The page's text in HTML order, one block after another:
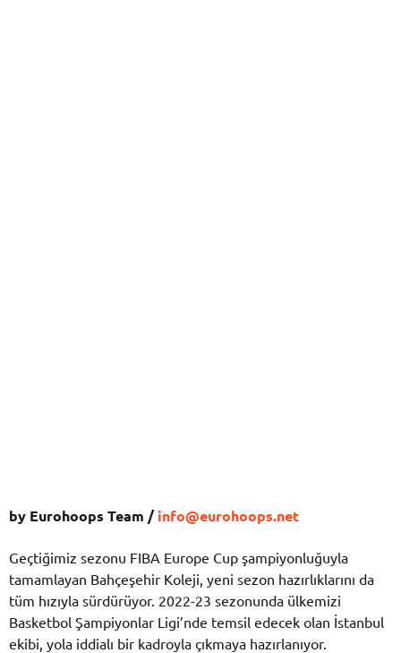
by Eurohoops Team /info@eurohoops.net
Geçtiğimiz sezonu FIBA Europe Cup şampiyonluğuyla
tamamlayan Bahçeşehir Koleji, yeni sezon hazırlıklarını da
tüm hızıyla sürdürüyor. 2022-23 sezonunda ülkemizi
Basketbol Şampiyonlar Ligi’nde temsil edecek olan İstanbul
ekibi, yola iddialı bir kadroyla çıkmaya hazırlanıyor.